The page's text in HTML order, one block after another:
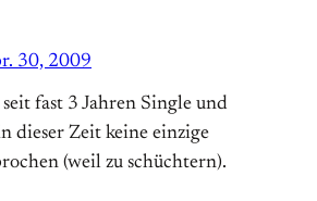
30, 2009
fast 3 Jahren Single und
dieser Zeit keine einzige
(weil zu schüchtern).